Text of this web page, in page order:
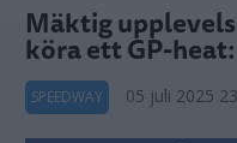
Mäktig
köra ett GP-
SPEEDWAY 05 juli 2025